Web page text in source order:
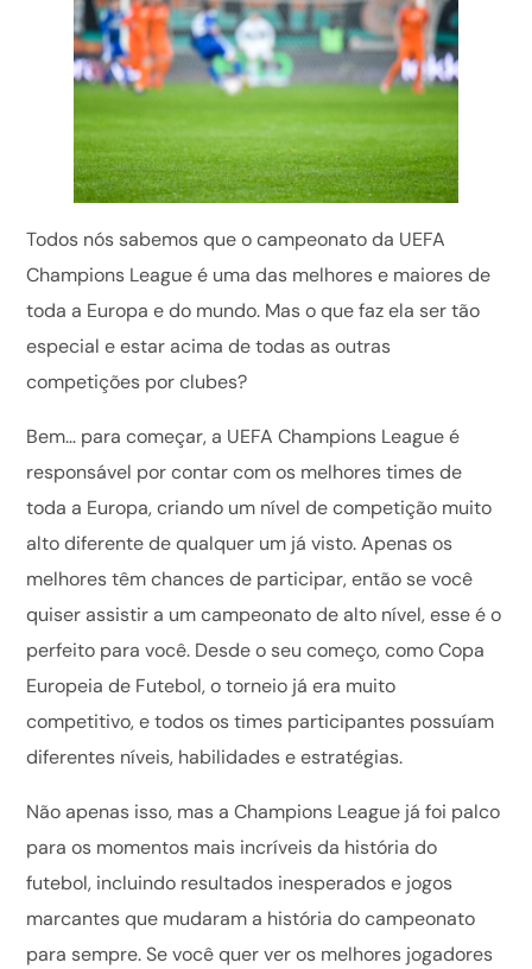
Todos nós sabemos que o campeonato da UEFA
Champions League é uma das melhores e maiores de
toda a Europa e do mundo. Mas o que faz ela ser tão
especial e estar acima de todas as outras
competições por clubes?
Bem… para começar, a UEFA Champions League é
responsável por contar com os melhores times de
toda a Europa, criando um nível de competição muito
alto diferente de qualquer um já visto. Apenas os
melhores têm chances de participar, então se você
quiser assistir a um campeonato de alto nível, esse é o
perfeito para você. Desde o seu começo, como Copa
Europeia de Futebol, o torneio já era muito
competitivo, e todos os times participantes possuíam
diferentes níveis, habilidades e estratégias.
Não apenas isso, mas a Champions League já foi palco
para os momentos mais incríveis da história do
futebol, incluindo resultados inesperados e jogos
marcantes que mudaram a história do campeonato
para sempre. Se você quer ver os melhores jogadores